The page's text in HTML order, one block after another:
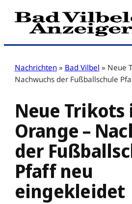
Zum
Inhalt
Nachrichten » Bad Vilbel » Neue
Nachwuchs der Fußballschule
Neue Trikots
Orange –
der
Pfaff neu
eingekleidet